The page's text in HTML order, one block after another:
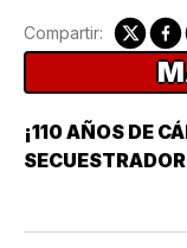
Compartir:
¡110 AÑOS DE